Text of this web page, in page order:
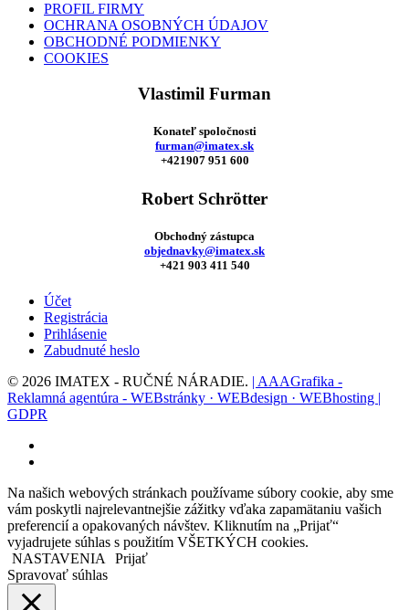
PROFIL FIRMY
OCHRANA OSOBNÝCH ÚDAJOV
OBCHODNÉ PODMIENKY
COOKIES
Vlastimil Furman
Konateľ spoločnosti
furman@imatex.sk
+421907 951 600
Robert Schrötter
Obchodný zástupca
objednavky@imatex.sk
+421 903 411 540
Účet
Registrácia
Prihlásenie
Zabudnuté heslo
© 2026 IMATEX - RUČNÉ NÁRADIE. | AAAGrafika -
Reklamná agentúra - WEBstránky · WEBdesign · WEBhosting |
GDPR
Na našich webových stránkach používame súbory cookie, aby sme
vám poskytli najrelevantnejšie zážitky vďaka zapamätaniu vašich
preferencií a opakovaných návštev. Kliknutím na „Prijať“
vyjadrujete súhlas s použitím VŠETKÝCH cookies.
NASTAVENIA
Prijať
Spravovať súhlas